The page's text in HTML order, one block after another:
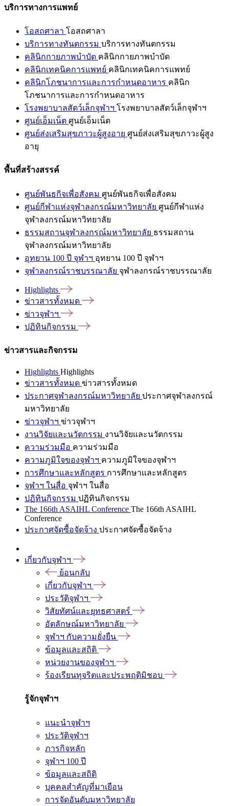
บริการทางการแพทย์
โอสถศาลา โอสถศาลา
บริการทางทันตกรรม บริการทางทันตกรรม
คลินิกกายภาพบำบัด คลินิกกายภาพบำบัด
คลินิกเทคนิคการแพทย์ คลินิกเทคนิคการแพทย์
คลินิกโภชนาการและการกำหนดอาหาร คลินิก
โภชนาการและการกำหนดอาหาร
โรงพยาบาลสัตว์เล็กจุฬาฯ โรงพยาบาลสัตว์เล็กจุฬาฯ
ศูนย์เอ็มเน็ต ศูนย์เอ็มเน็ต
ศูนย์ส่งเสริมสุขภาวะผู้สูงอายุ ศูนย์ส่งเสริมสุขภาวะผู้สูง
อายุ
พื้นที่สร้างสรรค์
ศูนย์พันธกิจเพื่อสังคม ศูนย์พันธกิจเพื่อสังคม
ศูนย์กีฬาแห่งจุฬาลงกรณ์มหาวิทยาลัย ศูนย์กีฬาแห่ง
จุฬาลงกรณ์มหาวิทยาลัย
ธรรมสถานจุฬาลงกรณ์มหาวิทยาลัย ธรรมสถาน
จุฬาลงกรณ์มหาวิทยาลัย
อุทยาน 100 ปี จุฬาฯ อุทยาน 100 ปี จุฬาฯ
จุฬาลงกรณ์ราชบรรณาลัย จุฬาลงกรณ์ราชบรรณาลัย
Highlights
ข่าวสารทั้งหมด
ข่าวจุฬาฯ
ปฏิทินกิจกรรม
ข่าวสารและกิจกรรม
Highlights Highlights
ข่าวสารทั้งหมด ข่าวสารทั้งหมด
ประกาศจุฬาลงกรณ์มหาวิทยาลัย ประกาศจุฬาลงกรณ์
มหาวิทยาลัย
ข่าวจุฬาฯ ข่าวจุฬาฯ
งานวิจัยและนวัตกรรม งานวิจัยและนวัตกรรม
ความร่วมมือ ความร่วมมือ
ความภูมิใจของจุฬาฯ ความภูมิใจของจุฬาฯ
การศึกษาและหลักสูตร การศึกษาและหลักสูตร
จุฬาฯ ในสื่อ จุฬาฯ ในสื่อ
ปฏิทินกิจกรรม ปฏิทินกิจกรรม
The 166th ASAIHL Conference The 166th ASAIHL
Conference
ประกาศจัดซื้อจัดจ้าง ประกาศจัดซื้อจัดจ้าง
เกี่ยวกับจุฬาฯ
ย้อนกลับ
เกี่ยวกับจุฬาฯ
ประวัติจุฬาฯ
วิสัยทัศน์และยุทธศาสตร์
อัตลักษณ์มหาวิทยาลัย
จุฬาฯ กับความยั่งยืน
ข้อมูลและสถิติ
หน่วยงานของจุฬาฯ
ร้องเรียนทุจริตและประพฤติมิชอบ
รู้จักจุฬาฯ
แนะนำจุฬาฯ
ประวัติจุฬาฯ
ภารกิจหลัก
จุฬาฯ 100 ปี
ข้อมูลและสถิติ
บุคคลสำคัญที่มาเยือน
การจัดอันดับมหาวิทยาลัย